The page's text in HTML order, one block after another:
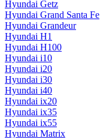
Hyundai Getz
Hyundai Grand Santa Fe
Hyundai Grandeur
Hyundai H1
Hyundai H100
Hyundai i10
Hyundai i20
Hyundai i30
Hyundai i40
Hyundai ix20
Hyundai ix35
Hyundai ix55
Hyundai Matrix